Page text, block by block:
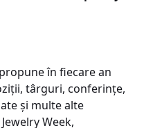
în fiecare an
târguri, conferințe,
și multe alte
Week,